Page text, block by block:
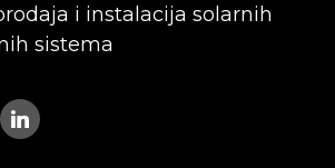
i instalacija solarnih
sistema